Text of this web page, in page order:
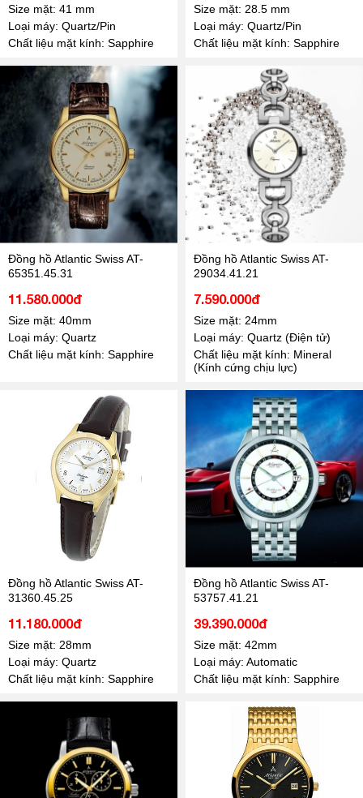
Size mặt: 41 mm
Loại máy: Quartz/Pin
Chất liệu mặt kính: Sapphire
Size mặt: 28.5 mm
Loại máy: Quartz/Pin
Chất liệu mặt kính: Sapphire
Đồng hồ Atlantic Swiss AT-
65351.45.31
11.580.000đ
Size mặt: 40mm
Loại máy: Quartz
Chất liệu mặt kính: Sapphire
Đồng hồ Atlantic Swiss AT-
29034.41.21
7.590.000đ
Size mặt: 24mm
Loại máy: Quartz (Điện tử)
Chất liệu mặt kính: Mineral
(Kính cứng chịu lực)
Đồng hồ Atlantic Swiss AT-
31360.45.25
11.180.000đ
Size mặt: 28mm
Loại máy: Quartz
Chất liệu mặt kính: Sapphire
Đồng hồ Atlantic Swiss AT-
53757.41.21
39.390.000đ
Size mặt: 42mm
Loại máy: Automatic
Chất liệu mặt kính: Sapphire